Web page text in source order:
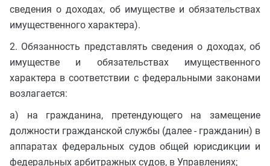
сведения о доходах, об имуществе и обязательствах
имущественного характера).
2. Обязанность представлять сведения о доходах, об
имуществе и обязательствах имущественного
характера в соответствии с федеральными законами
возлагается:
а) на гражданина, претендующего на замещение
должности гражданской службы (далее - гражданин) в
аппаратах федеральных судов общей юрисдикции и
федеральных арбитражных судов, в Управлениях;